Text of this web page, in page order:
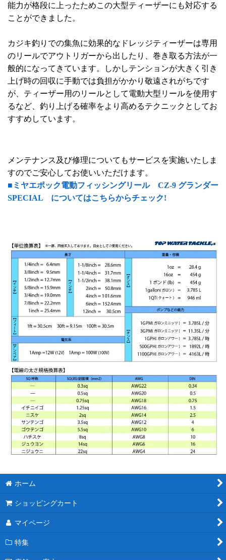
能力が格段に上ったためこの大型ティーザーにも対応する
ことができました。
カジキ釣りでの集魚に効果的なドレッジティーザーは専用
のリールでアウトリガーから出したり、巻き取る方法が一
般的になってきています。しかしテンションが大きく引き
上げ時の回収に手動では負担がかかり敬遠されがちです
が、ティーザー用のリールとして電動大型リールを使用す
るなど、釣り上げる確率をより高めるテクニックとしてお
すすめしています。
メンテナンス及び修理についてもサービスを実施いたしま
すのでご安心してお使いいただけます。
■ミヤエポック電動フィッシングリール CZ-9 グランダー
SPECIAL についてはこちらからチェック!
ホーム
ショッピングカート
マイページ
特集